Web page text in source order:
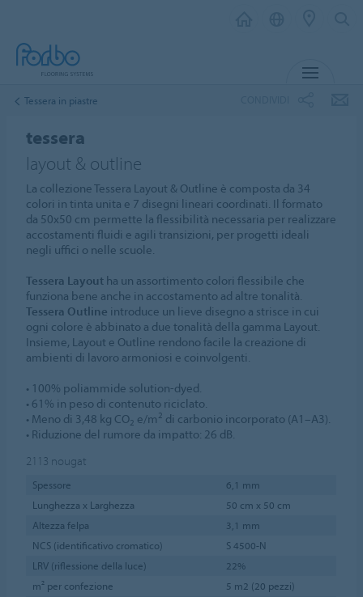
Tessera in piastre
tessera
layout & outline
La collezione Tessera Layout & Outline è composta da 34
colori in tinta unita e 7 disegni lineari coordinati. Il formato
da 50x50 cm permette la flessibilità necessaria per realizzare
accostamenti fluidi e agili transizioni, per progetti ideali
negli uffici o nelle scuole.
Tessera Layout ha un assortimento colori flessibile che
funziona bene anche in accostamento ad altre tonalità.
Tessera Outline introduce un lieve disegno a strisce in cui
ogni colore è abbinato a due tonalità della gamma Layout.
Insieme, Layout e Outline rendono facile la creazione di
ambienti di lavoro armoniosi e coinvolgenti.
• 100% poliammide solution-dyed.
• 61% in peso di contenuto riciclato.
• Meno di 3,48 kg CO2 e/m 2 di carbonio incorporato (A1–A3).
• Riduzione del rumore da impatto: 26 dB.
2113 nougat
Spessore
6,1 mm
Lunghezza x Larghezza
50 cm x 50 cm
Altezza felpa
3,1 mm
NCS (identificativo cromatico)
S 4500-N
LRV (riflessione della luce)
22%
m² per confezione
5 m2 (20 pezzi)